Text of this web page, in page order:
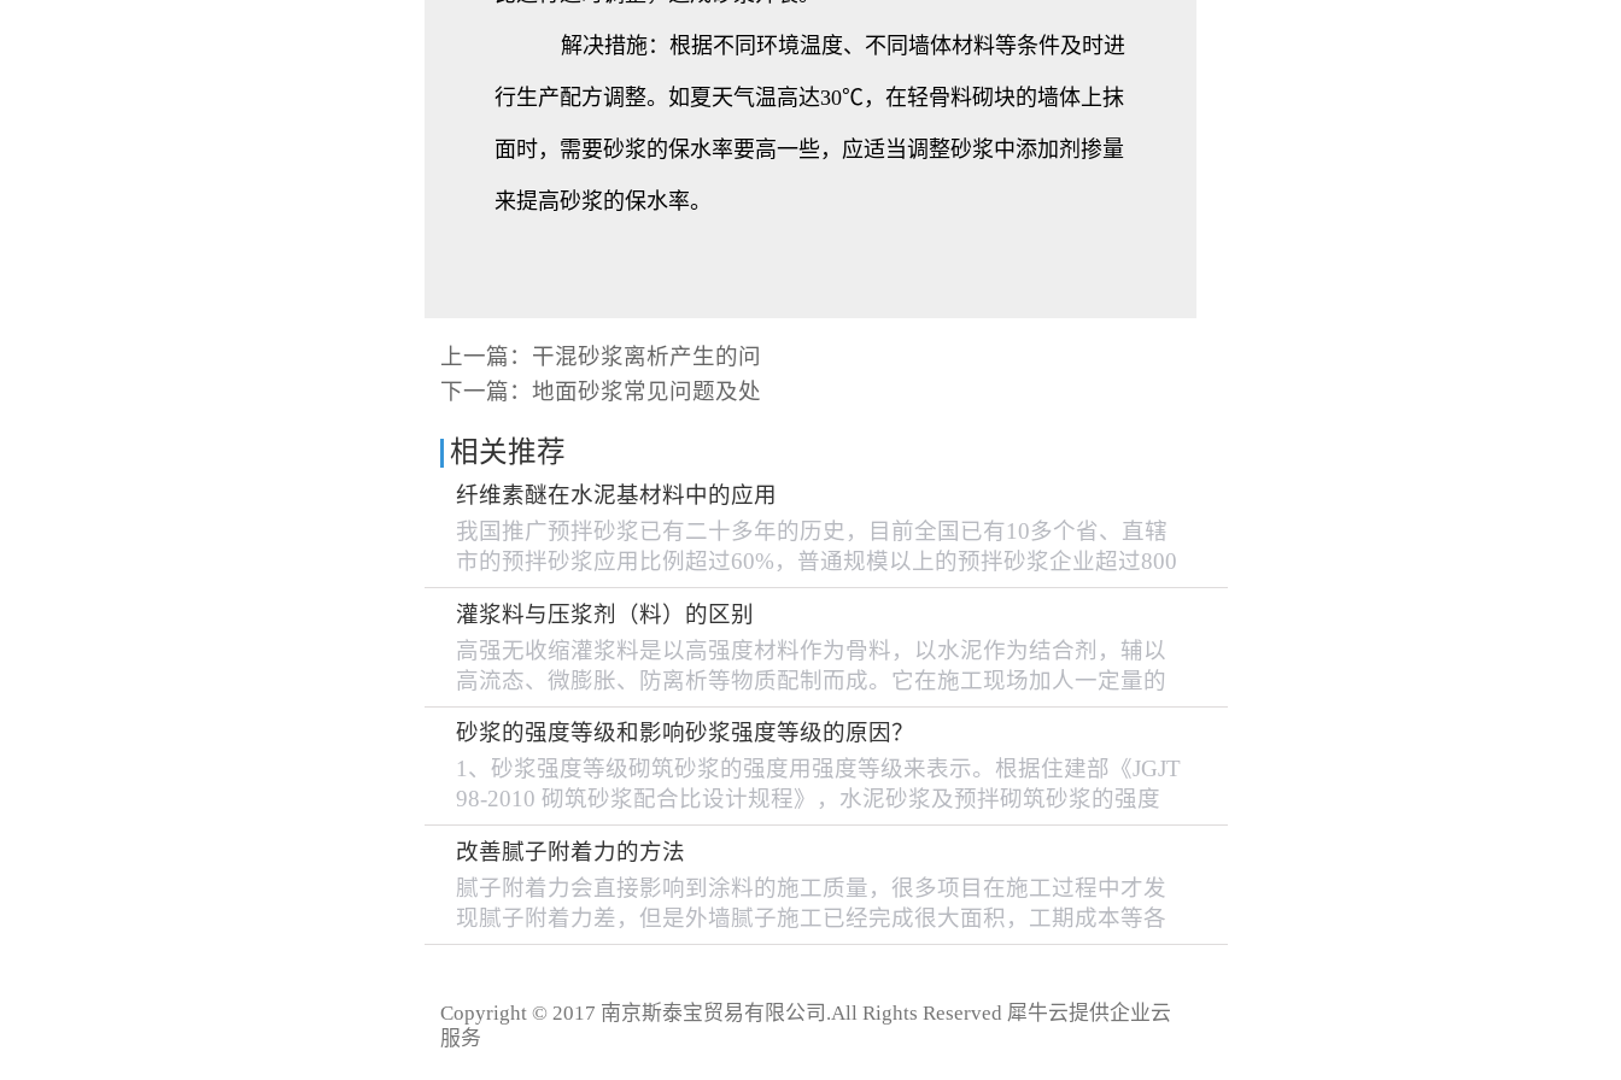
解决措施：根据不同环境温度、不同墙体材料等条件及时进
行生产配方调整。如夏天气温高达30℃，在轻骨料砌块的墙体上抹
面时，需要砂浆的保水率要高一些，应适当调整砂浆中添加剂掺量
来提高砂浆的保水率。
上一篇： 干混砂浆离析产生的问
下一篇： 地面砂浆常见问题及处
相关推荐
纤维素醚在水泥基材料中的应用
我国推广预拌砂浆已有二十多年的历史，目前全国已有10多个省、直辖
市的预拌砂浆应用比例超过60%，普通规模以上的预拌砂浆企业超过800
家，年设计产能达2.74亿吨，2015年全年生产普通预拌砂浆6202万
吨。 在施工过程中，砂浆常由于失水过快，没有足够的时间和水分
进行水化反应，导致硬化后水泥浆体出现强度不足和开裂等现象。纤维
素醚...
灌浆料与压浆剂（料）的区别
高强无收缩灌浆料是以高强度材料作为骨料，以水泥作为结合剂，辅以
高流态、微膨胀、防离析等物质配制而成。它在施工现场加人一定量的
水，搅拌均匀后即可使用。 灌浆料具有自流性好，快硬、早强、高强、
无收缩、微膨胀；无毒、无害、不老化、对水质及周围环境无污染，自
密性好、防锈等特点。在施工方面具有质量可靠，降低成本，缩短工期
和使用方便等优点。从根本上改变设备底座受力情况，使之均匀地承受
设备的全部荷载，从而满足各...
砂浆的强度等级和影响砂浆强度等级的原因？
1、砂浆强度等级砌筑砂浆的强度用强度等级来表示。根据住建部《JGJT
98-2010 砌筑砂浆配合比设计规程》，水泥砂浆及预拌砌筑砂浆的强度
等级可分为M5、M7.5、M10、M15、M20、M25、M30；砂浆强度等级
是以边长为70.7mm的立方体试块，在标准养护条件（温度（20±2）℃、
相对湿度为95%以上）下，用标准试验方法测得28d龄期的抗压强度值
（单位为MPa）确定。一般情况下，...
改善腻子附着力的方法
腻子附着力会直接影响到涂料的施工质量，很多项目在施工过程中才发
现腻子附着力差，但是外墙腻子施工已经完成很大面积，工期成本等各
方面因素考虑，已经不能再更换外墙腻子，这种情况可以通过以下几个
要成份是水泥，水泥遇水后会增加强度。因此，外墙腻子施工完成后，
可以滚涂或喷水方法养护腻子，提高腻子附着力。 2、透明渗透底漆改
Copyright © 2017 南京斯泰宝贸易有限公司.All Rights Reserved 犀牛云提供企业云
服务